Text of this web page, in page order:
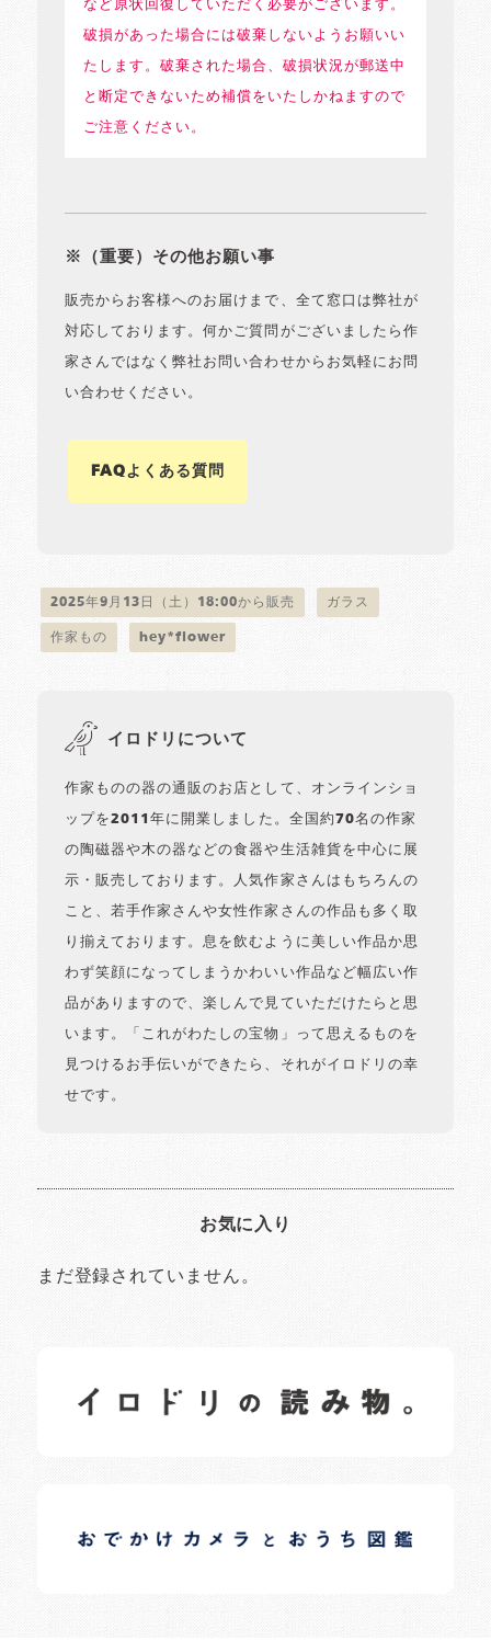
など原状回復していただく必要がございます。
破損があった場合には破棄しないようお願いい
たします。破棄された場合、破損状況が郵送中
と断定できないため補償をいたしかねますので
ご注意ください。
※（重要）その他お願い事
販売からお客様へのお届けまで、全て窓口は弊社が
対応しております。何かご質問がございましたら作
家さんではなく弊社お問い合わせからお気軽にお問
い合わせください。
FAQよくある質問
2025年9月13日（土）18:00から販売 ガラス
作家もの hey*flower
イロドリについて
作家ものの器の通販のお店として、オンラインショ
ップを2011年に開業しました。全国約70名の作家
の陶磁器や木の器などの食器や生活雑貨を中心に展
示・販売しております。人気作家さんはもちろんの
こと、若手作家さんや女性作家さんの作品も多く取
り揃えております。息を飲むように美しい作品か思
わず笑顔になってしまうかわいい作品など幅広い作
品がありますので、楽しんで見ていただけたらと思
います。「これがわたしの宝物」って思えるものを
見つけるお手伝いができたら、それがイロドリの幸
せです。
お気に入り
まだ登録されていません。
日常の様子など随時更新中です。
日常の様子など随時更新中です。